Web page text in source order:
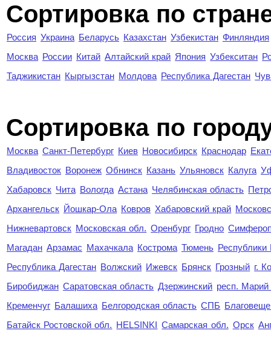
Сортировка по
Россия Украина Беларусь Казахстан Узбекистан Финляндия
Москва России Китай Алтайский край Япония Узбекситан
Таджикистан Кыргызстан Молдова Республика Дагестан
Cортировка по
Москва Санкт-Петербург Киев Новосибирск Краснодар
Владивосток Воронеж Обнинск Казань Ульяновск Калуга
Хабаровск Чита Вологда Астана Челябинская область
Архангельск Йошкар-Ола Ковров Хабаровский край
Нижневартовск Московская обл. Оренбург Гродно
Магадан Арзамас Махачкала Кострома Тюмень Республики
Республика Дагестан Волжский Ижевск Брянск Грозный г.
Биробиджан Саратовская область Дзержинский респ.
Кременчуг Балашиха Белгородская область СПБ
Батайск Ростовской обл. HELSINKI Самарская обл. Орск